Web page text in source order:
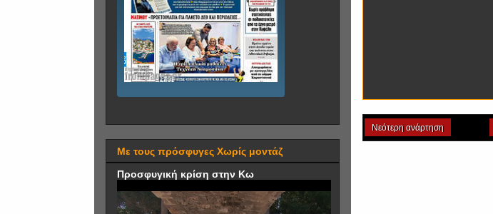
Νεότερη ανάρτηση
Με τους πρόσφυγες Χωρίς μοντάζ
Προσφυγική κρίση στην Κω